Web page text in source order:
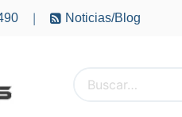
Noticias/Blog